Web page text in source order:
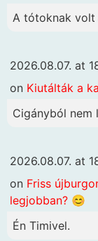
A tótoknak volt
2026.08.07. at
on Kiutálták a
Cigányból nem
2026.08.07. at
on Friss
legjobban? 😊
Én Timivel.